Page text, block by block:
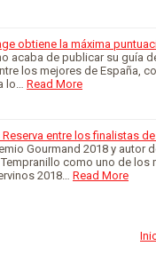
obtiene la máxima
acaba de publicar su guía
los mejores de España,
lo…
Read More
entre los finalistas
Gourmand 2018 y autor
Tempranillo como uno de
2018…
Read More